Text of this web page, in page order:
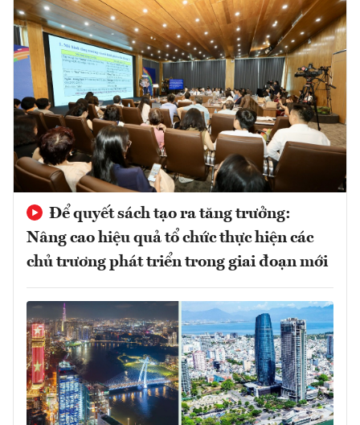
Để quyết sách tạo ra tăng trưởng:
Nâng cao hiệu quả tổ chức thực hiện các
chủ trương phát triển trong giai đoạn mới